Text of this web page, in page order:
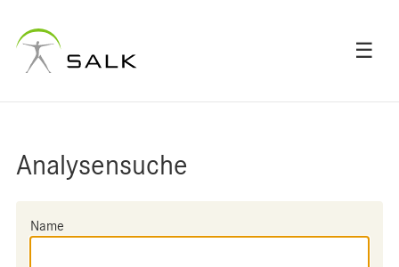
☰
Analysensuche
Name